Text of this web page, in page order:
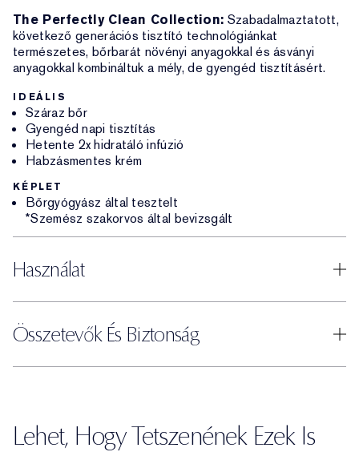
The Perfectly Clean Collection: Szabadalmaztatott,
következő generációs tisztító technológiánkat
természetes, bőrbarát növényi anyagokkal és ásványi
anyagokkal kombináltuk a mély, de gyengéd tisztításért.
IDEÁLIS
Száraz bőr
Gyengéd napi tisztítás
Hetente 2x hidratáló infúzió
Habzásmentes krém
KÉPLET
Bőrgyógyász által tesztelt
*Szemész szakorvos által bevizsgált
Használat
Összetevők És Biztonság
Lehet, Hogy Tetszenének Ezek Is